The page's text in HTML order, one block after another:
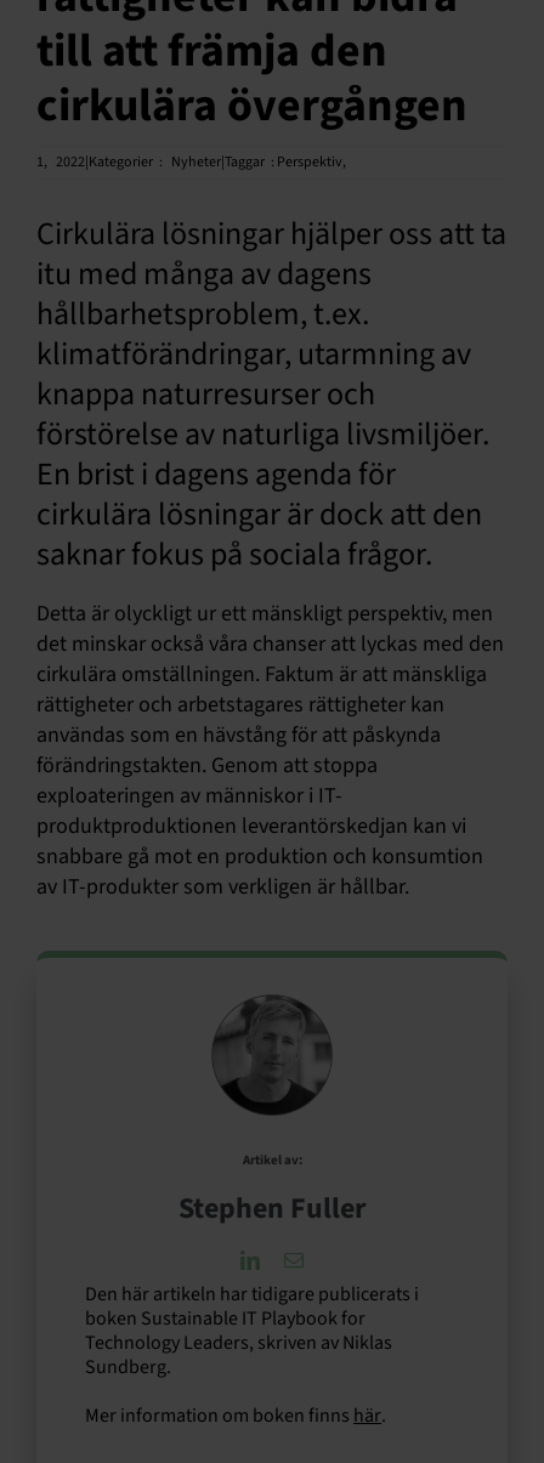
Svenska
till att främja den
cirkulära övergången
1, 2022|Kategorier : Nyheter|Taggar : Perspektiv,
Cirkulära lösningar hjälper oss att ta
itu med många av dagens
hållbarhetsproblem, t.ex.
klimatförändringar, utarmning av
knappa naturresurser och
förstörelse av naturliga livsmiljöer.
En brist i dagens agenda för
cirkulära lösningar är dock att den
saknar fokus på sociala frågor.
Detta är olyckligt ur ett mänskligt perspektiv, men
det minskar också våra chanser att lyckas med den
cirkulära omställningen. Faktum är att mänskliga
rättigheter och arbetstagares rättigheter kan
användas som en hävstång för att påskynda
förändringstakten. Genom att stoppa
exploateringen av människor i IT-
produktproduktionen leverantörskedjan kan vi
snabbare gå mot en produktion och konsumtion
av IT-produkter som verkligen är hållbar.
Artikel av:
Stephen Fuller
Den här artikeln har tidigare publicerats i
boken Sustainable IT Playbook for
Technology Leaders, skriven av Niklas
Sundberg.
Mer information om boken finns här.